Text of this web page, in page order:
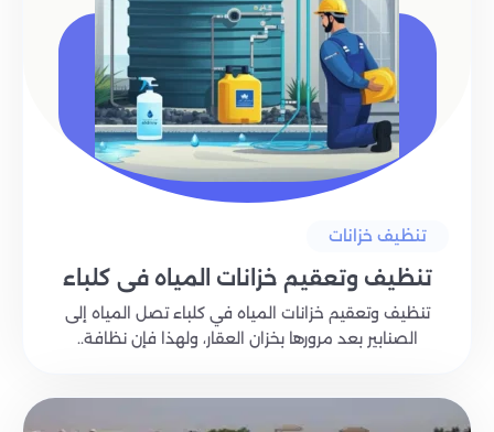
تنظيف خزانات
تنظيف وتعقيم خزانات المياه في كلباء
تنظيف وتعقيم خزانات المياه في كلباء تصل المياه إلى
الصنابير بعد مرورها بخزان العقار، ولهذا فإن نظافة..